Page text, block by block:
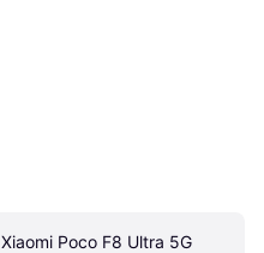
Xiaomi Poco F8 Ultra 5G